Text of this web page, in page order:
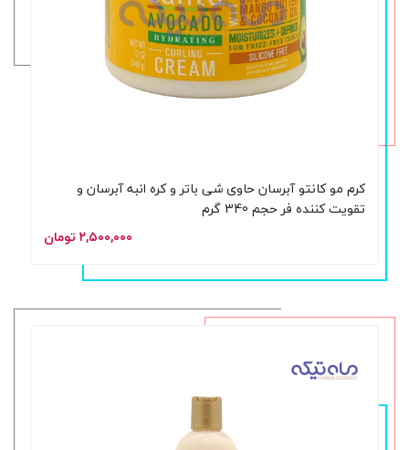
کرم مو کانتو آبرسان حاوی شی باتر و کره انبه آبرسان و
تقویت کننده فر حجم 340 گرم
۲,۵۰۰,۰۰۰ تومان